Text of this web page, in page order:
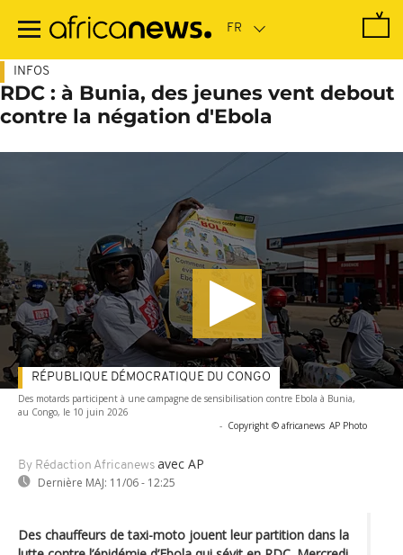
contenu
INFOS
RDC : à Bunia, des jeunes vent debout
contre la négation d'Ebola
Des motards participent à une campagne de sensibilisation contre Ebola à Bunia,
au Congo, le 10 juin 2026
- Copyright © africanews AP Photo
By Rédaction Africanews avec AP
Dernière MAJ: 11/06 - 12:25
RÉPUBLIQUE DÉMOCRATIQUE DU CONGO
Des chauffeurs de taxi-moto jouent leur partition dans la